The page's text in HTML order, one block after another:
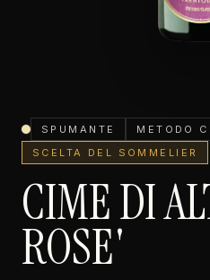
SPUMANTE METODO
SCELTA DEL SOMMELIER
CIME DI
ROSE'